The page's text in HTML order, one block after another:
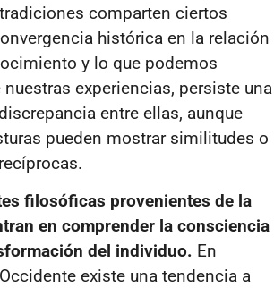
comparten ciertos
histórica en la relación
y lo que podemos
nuestras experiencias, persiste una
entre ellas, aunque
pueden mostrar similitudes o
filosóficas provenientes de la
en comprender la consciencia
del individuo. En
existe una tendencia a